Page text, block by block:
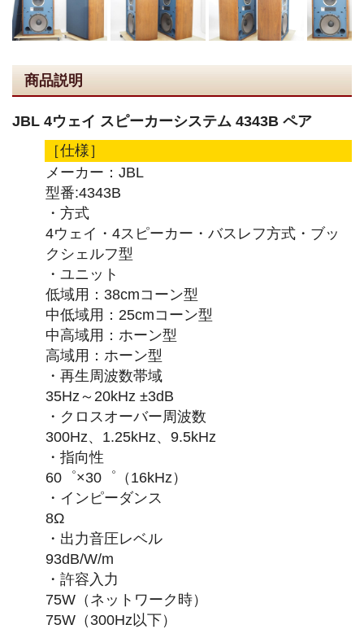
商品説明
JBL 4ウェイ スピーカーシステム 4343B ペア
［仕様］
メーカー：JBL
型番:4343B
・方式
4ウェイ・4スピーカー・バスレフ方式・ブッ
クシェルフ型
・ユニット
低域用：38cmコーン型
中低域用：25cmコーン型
中高域用：ホーン型
高域用：ホーン型
・再生周波数帯域
35Hz～20kHz ±3dB
・クロスオーバー周波数
300Hz、1.25kHz、9.5kHz
・指向性
60゜×30゜（16kHz）
・インピーダンス
8Ω
・出力音圧レベル
93dB/W/m
・許容入力
75W（ネットワーク時）
75W（300Hz以下）